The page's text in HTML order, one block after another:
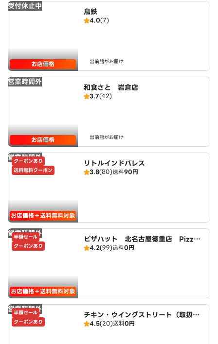
受付休止中
お店価格
鳥鉄
4.0(7)
出前館がお届け
営業時間外
お店価格
和食さと 岩倉店
3.7(42)
出前館がお届け
営業時間外
クーポンあり
送料無料クーポン
お店価格＋送料無料対象
リトルインドパレス
3.8(80)送料90円
営業時間外
半額セール
クーポンあり
お店価格＋送料無料対象
ピザハット 北名古屋徳重店 PizzaH
ut4.2(99)送料0円
営業時間外
半額セール
クーポンあり
チキン・ウイングストリート（取扱：
ピザハット北名古屋徳重店）
4.5(20)送料0円